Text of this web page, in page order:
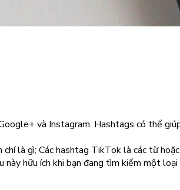
và Instagram. Hashtags có thể
là gì; Các hashtag TikTok là các từ
hữu ích khi bạn đang tìm kiếm một loại